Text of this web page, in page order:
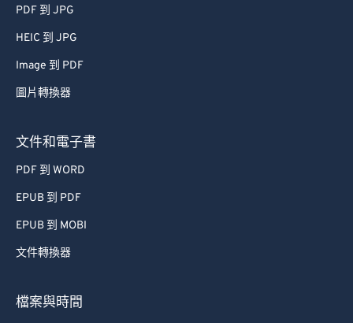
PDF 到 JPG
HEIC 到 JPG
Image 到 PDF
圖片轉換器
文件和電子書
PDF 到 WORD
EPUB 到 PDF
EPUB 到 MOBI
文件轉換器
檔案與時間